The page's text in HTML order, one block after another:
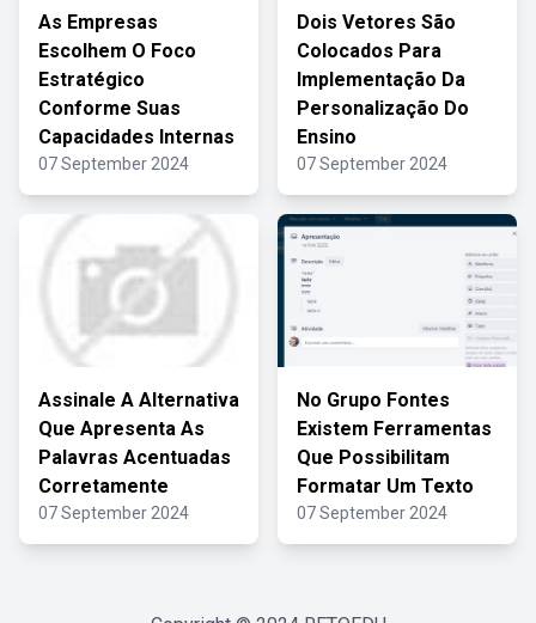
As Empresas
Escolhem O Foco
Estratégico
Conforme Suas
Capacidades Internas
07 September 2024
Dois Vetores São
Colocados Para
Implementação Da
Personalização Do
Ensino
07 September 2024
Assinale A Alternativa
Que Apresenta As
Palavras Acentuadas
Corretamente
07 September 2024
No Grupo Fontes
Existem Ferramentas
Que Possibilitam
Formatar Um Texto
07 September 2024